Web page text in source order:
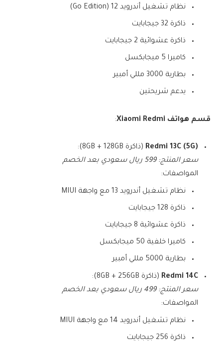
نظام تشغيل أندرويد 12 (Go Edition)
ذاكرة 32 جيجابايت
ذاكرة عشوائية 2 جيجابايت
كاميرا 5 ميجابكسل
بطارية 3000 مللي أمبير
يدعم شريحتين
قسم هواتف Xiaomi Redmi :
Redmi 13C (5G) (ذاكرة 8GB + 128GB):
سعر المنتج: 599 ريال سعودي بعد الخصم
المواصفات:
نظام تشغيل أندرويد 13 مع واجهة MIUI
ذاكرة 128 جيجابايت
ذاكرة عشوائية 8 جيجابايت
كاميرا خلفية 50 ميجابكسل
بطارية 5000 مللي أمبير
Redmi 14C (ذاكرة 8GB + 256GB):
سعر المنتج: 499 ريال سعودي بعد الخصم
المواصفات:
نظام تشغيل أندرويد 14 مع واجهة MIUI
ذاكرة 256 جيجابايت